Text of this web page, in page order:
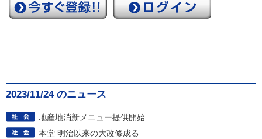
2023/11/24 のニュース
地産地消新メニュー提供開始
本堂 明治以来の大改修成る